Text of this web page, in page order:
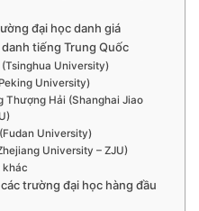
đại học danh giá
tiếng Trung Quốc
University)
University)
Thượng Hải (Shanghai Jiao
University)
University – ZJU)
khác
trường đại học hàng đầu